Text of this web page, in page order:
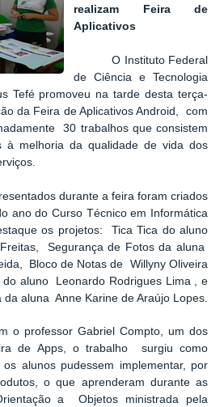
realizam Feira de
Aplicativos
O Instituto Federal
de Ciência e Tecnologia
Tefé promoveu na tarde desta terça-
da Feira de Aplicativos Android, com
30 trabalhos que consistem
à melhoria da qualidade de vida dos
durante a feira foram criados
ano do Curso Técnico em Informática
os projetos: Tica Tica do aluno
Segurança de Fotos da aluna
Bloco de Notas de Willyny Oliveira
aluno Leonardo Rodrigues Lima , e
aluna Anne Karine de Araújo Lopes.
Gabriel Compto, um dos
de Apps, o trabalho surgiu como
alunos pudessem implementar, por
o que aprenderam durante as
a Objetos ministrada pela